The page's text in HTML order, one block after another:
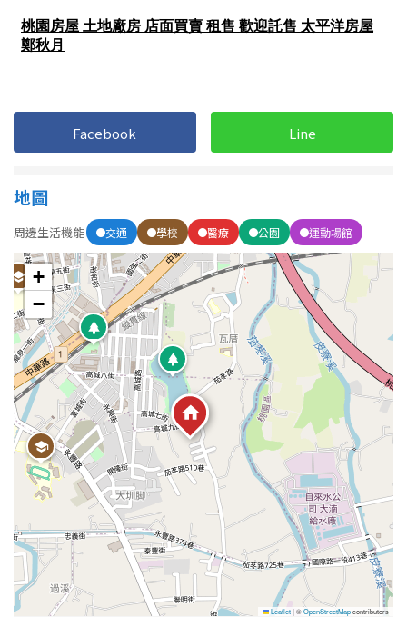
4房 5房以上
屋齡
不拘
5 年以下
5-10 年 10-20 年
20-30 年 30-40 年
40 年以上
售價
Facebook Line
地圖
周邊生活機能 交通 學校 醫療 公園 運動場館
+
−
Leaflet|©OpenStreetMapcontributors